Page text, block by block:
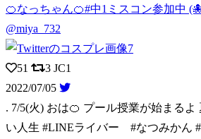
🍊なっちゃん🍊#中1ミスコン参加中
@miya_732
51 3 JC1
2022/07/05
. 7/5(火) おは🍊 プール授業が始まる
い人生 #LINEライバー #なつみかん